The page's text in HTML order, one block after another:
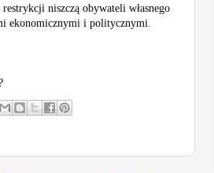
niszczą obywateli własnego
ekonomicznymi i politycznymi.